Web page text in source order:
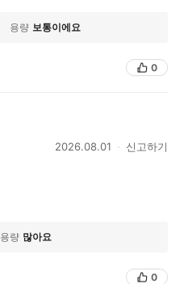
용량 보통이에요
0
2026.08.01 신고하기
용량 많아요
0